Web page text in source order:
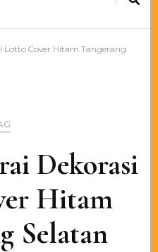
Lotto Cover Hitam Tangerang
Dekorasi
Hitam
Selatan